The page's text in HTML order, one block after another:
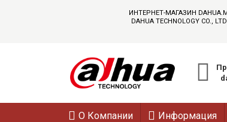
ИНТЕРНЕТ-МАГАЗИН
DAHUA TECHNOLOGY
О Компании Информация